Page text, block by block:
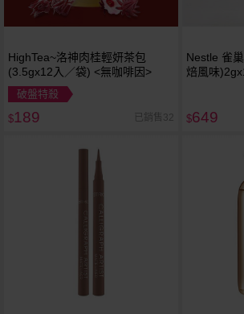
HighTea~洛神肉桂輕妍茶包
(3.5gx12入／袋) <無咖啡因>
破盤特殺
$189 已銷售32
Nestle 雀
焙風味
$649